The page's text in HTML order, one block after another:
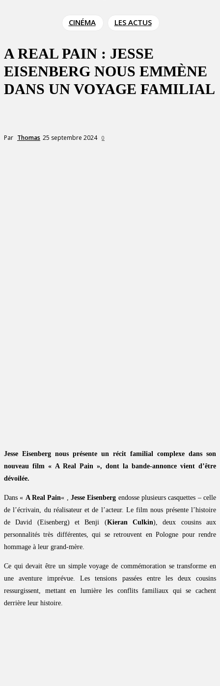
CINÉMA LES ACTUS
A REAL PAIN : JESSE
EISENBERG NOUS EMMÈNE
DANS UN VOYAGE FAMILIAL
Par Thomas 25 septembre 2024 0
Jesse Eisenberg nous présente un récit familial complexe dans son
nouveau film « A Real Pain », dont la bande-annonce vient d’être
dévoilée.
Dans « A Real Pain« ,Jesse Eisenberg endosse plusieurs casquettes – celle
de l’écrivain, du réalisateur et de l’acteur. Le film nous présente l’histoire
de David (Eisenberg) et Benji (Kieran Culkin), deux cousins aux
personnalités très différentes, qui se retrouvent en Pologne pour rendre
hommage à leur grand-mère.
Ce qui devait être un simple voyage de commémoration se transforme en
une aventure imprévue. Les tensions passées entre les deux cousins
ressurgissent, mettant en lumière les conflits familiaux qui se cachent
derrière leur histoire.